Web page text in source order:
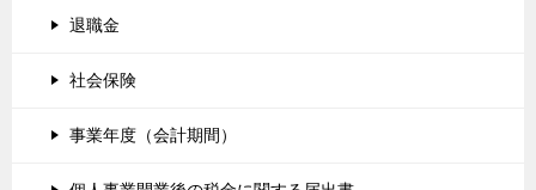
退職金
社会保険
事業年度（会計期間）